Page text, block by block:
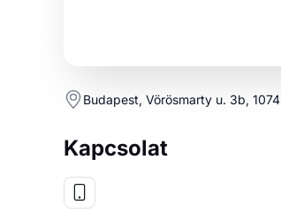
Budapest, Vörösmarty u. 3b, 1074
Kapcsolat